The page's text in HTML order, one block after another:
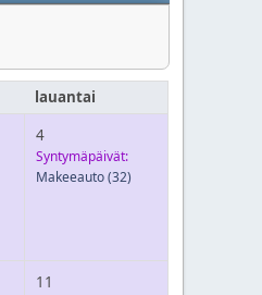
lauantai
4
Syntymäpäivät:
Makeeauto(32)
11